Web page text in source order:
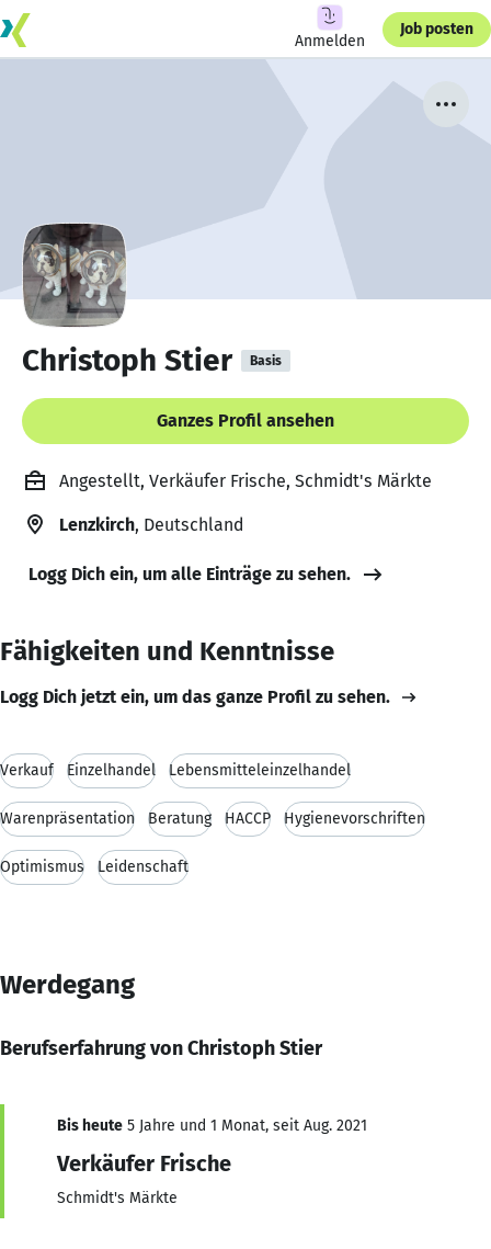
Anmelden
Job posten
Christoph Stier Basis
Ganzes Profil ansehen
Angestellt, Verkäufer Frische, Schmidt's Märkte
Lenzkirch, Deutschland
Logg Dich ein, um alle Einträge zu sehen.
Fähigkeiten und Kenntnisse
Logg Dich jetzt ein, um das ganze Profil zu sehen.
Verkauf Einzelhandel Lebensmitteleinzelhandel
Warenpräsentation Beratung HACCP Hygienevorschriften
Optimismus Leidenschaft
Werdegang
Berufserfahrung von Christoph Stier
Bis heute 5 Jahre und 1 Monat, seit Aug. 2021
Verkäufer Frische
Schmidt's Märkte